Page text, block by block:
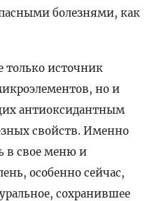
болезнями, как
источник
но и
антиоксидантным
свойств. Именно
в свое меню и
особенно сейчас,
сохранившее